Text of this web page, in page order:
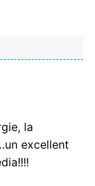
la
excellent